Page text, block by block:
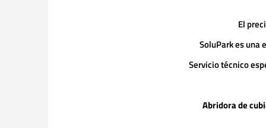
El
SoluPark es una
Servicio técnico
Abridora de